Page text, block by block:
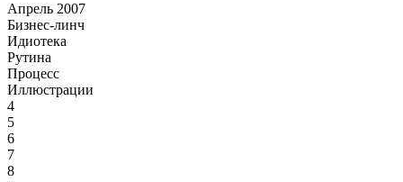
Апрель 2007
Бизнес-линч
Идиотека
Рутина
Процесс
Иллюстрации
4
5
6
7
8